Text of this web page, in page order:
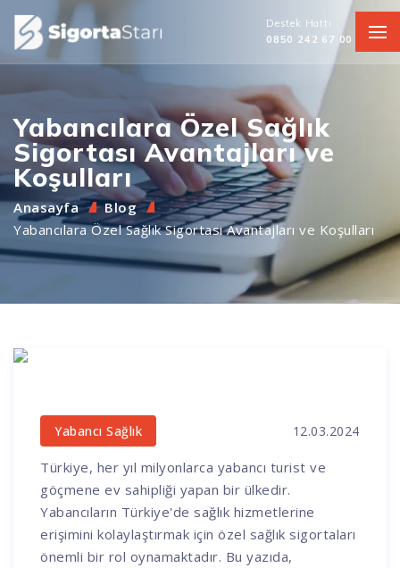
Destek Hattı
0850 242 67 00
Yabancılara Özel Sağlık
Sigortası Avantajları ve
Koşulları
Anasayfa
Blog
Yabancılara Özel Sağlık Sigortası Avantajları ve Koşulları
Yabancı Sağlık 12.03.2024
Türkiye, her yıl milyonlarca yabancı turist ve
göçmene ev sahipliği yapan bir ülkedir.
Yabancıların Türkiye'de sağlık hizmetlerine
erişimini kolaylaştırmak için özel sağlık sigortaları
önemli bir rol oynamaktadır. Bu yazıda,